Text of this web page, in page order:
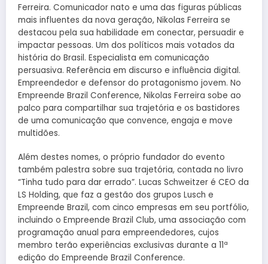
Ferreira. Comunicador nato e uma das figuras públicas
mais influentes da nova geração, Nikolas Ferreira se
destacou pela sua habilidade em conectar, persuadir e
impactar pessoas. Um dos políticos mais votados da
história do Brasil. Especialista em comunicação
persuasiva. Referência em discurso e influência digital.
Empreendedor e defensor do protagonismo jovem. No
Empreende Brazil Conference, Nikolas Ferreira sobe ao
palco para compartilhar sua trajetória e os bastidores
de uma comunicação que convence, engaja e move
multidões.
Além destes nomes, o próprio fundador do evento
também palestra sobre sua trajetória, contada no livro
“Tinha tudo para dar errado”. Lucas Schweitzer é CEO da
LS Holding, que faz a gestão dos grupos Lusch e
Empreende Brazil, com cinco empresas em seu portfólio,
incluindo o Empreende Brazil Club, uma associação com
programação anual para empreendedores, cujos
membro terão experiências exclusivas durante a 11ª
edição do Empreende Brazil Conference.